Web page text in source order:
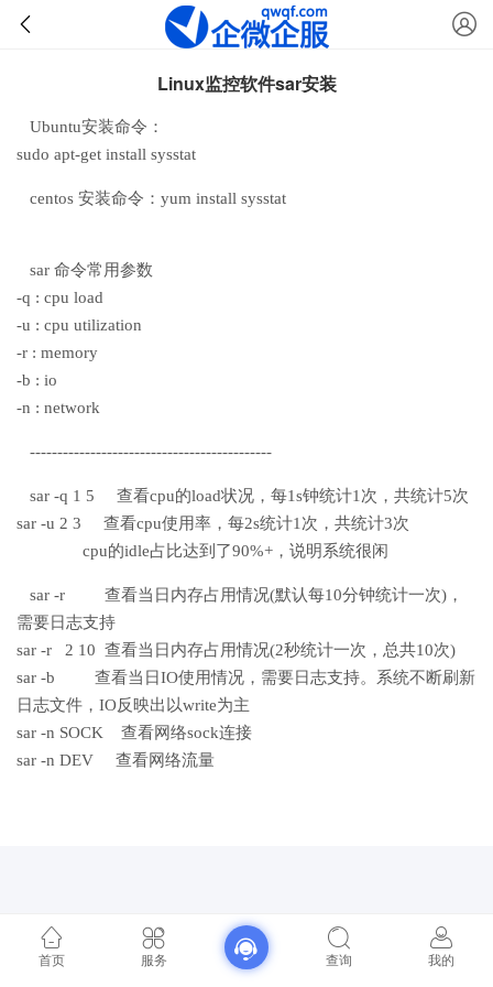
Linux监控软件sar安装
Ubuntu安装命令：
sudo apt-get install sysstat
centos 安装命令：yum install sysstat
sar 命令常用参数
-q : cpu load
-u : cpu utilization
-r : memory
-b : io
-n : network
--------------------------------------------
sar -q 1 5 查看cpu的load状况，每1s钟统计1次，共统计5次
sar -u 2 3 查看cpu使用率，每2s统计1次，共统计3次
cpu的idle占比达到了90%+，说明系统很闲
sar -r 查看当日内存占用情况(默认每10分钟统计一次)，
需要日志支持
sar -r 2 10 查看当日内存占用情况(2秒统计一次，总共10次)
sar -b 查看当日IO使用情况，需要日志支持。系统不断刷新
日志文件，IO反映出以write为主
sar -n SOCK 查看网络sock连接
sar -n DEV 查看网络流量
首页 服务 查询 我的